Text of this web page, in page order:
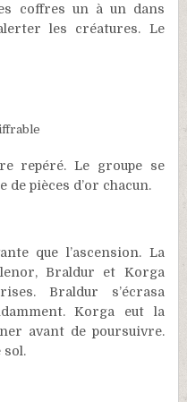
coffres un à un dans
les créatures. Le
repéré. Le groupe se
pièces d’or chacun.
que l’ascension. La
Braldur et Korga
Braldur s’écrasa
Korga eut la
avant de poursuivre.
sol.